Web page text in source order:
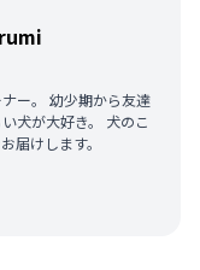
ー。 幼少期から友達
犬が大好き。 犬のこ
届けします。